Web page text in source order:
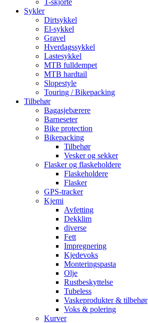
Sykler
Dirtsykkel
El-sykkel
Gravel
Hverdagssykkel
Lastesykkel
MTB fulldempet
MTB hardtail
Slopestyle
Touring / Bikepacking
Tilbehør
Bagasjebærere
Barneseter
Bike protection
Bikepacking
Tilbehør
Vesker og sekker
Flasker og flaskeholdere
Flaskeholdere
Flasker
GPS-tracker
Kjemi
Avfetting
Dekklim
diverse
Fett
Impregnering
Kjedevoks
Monteringspasta
Olje
Rustbeskyttelse
Tubeless
Vaskeprodukter & tilbehør
Voks & polering
Kurver